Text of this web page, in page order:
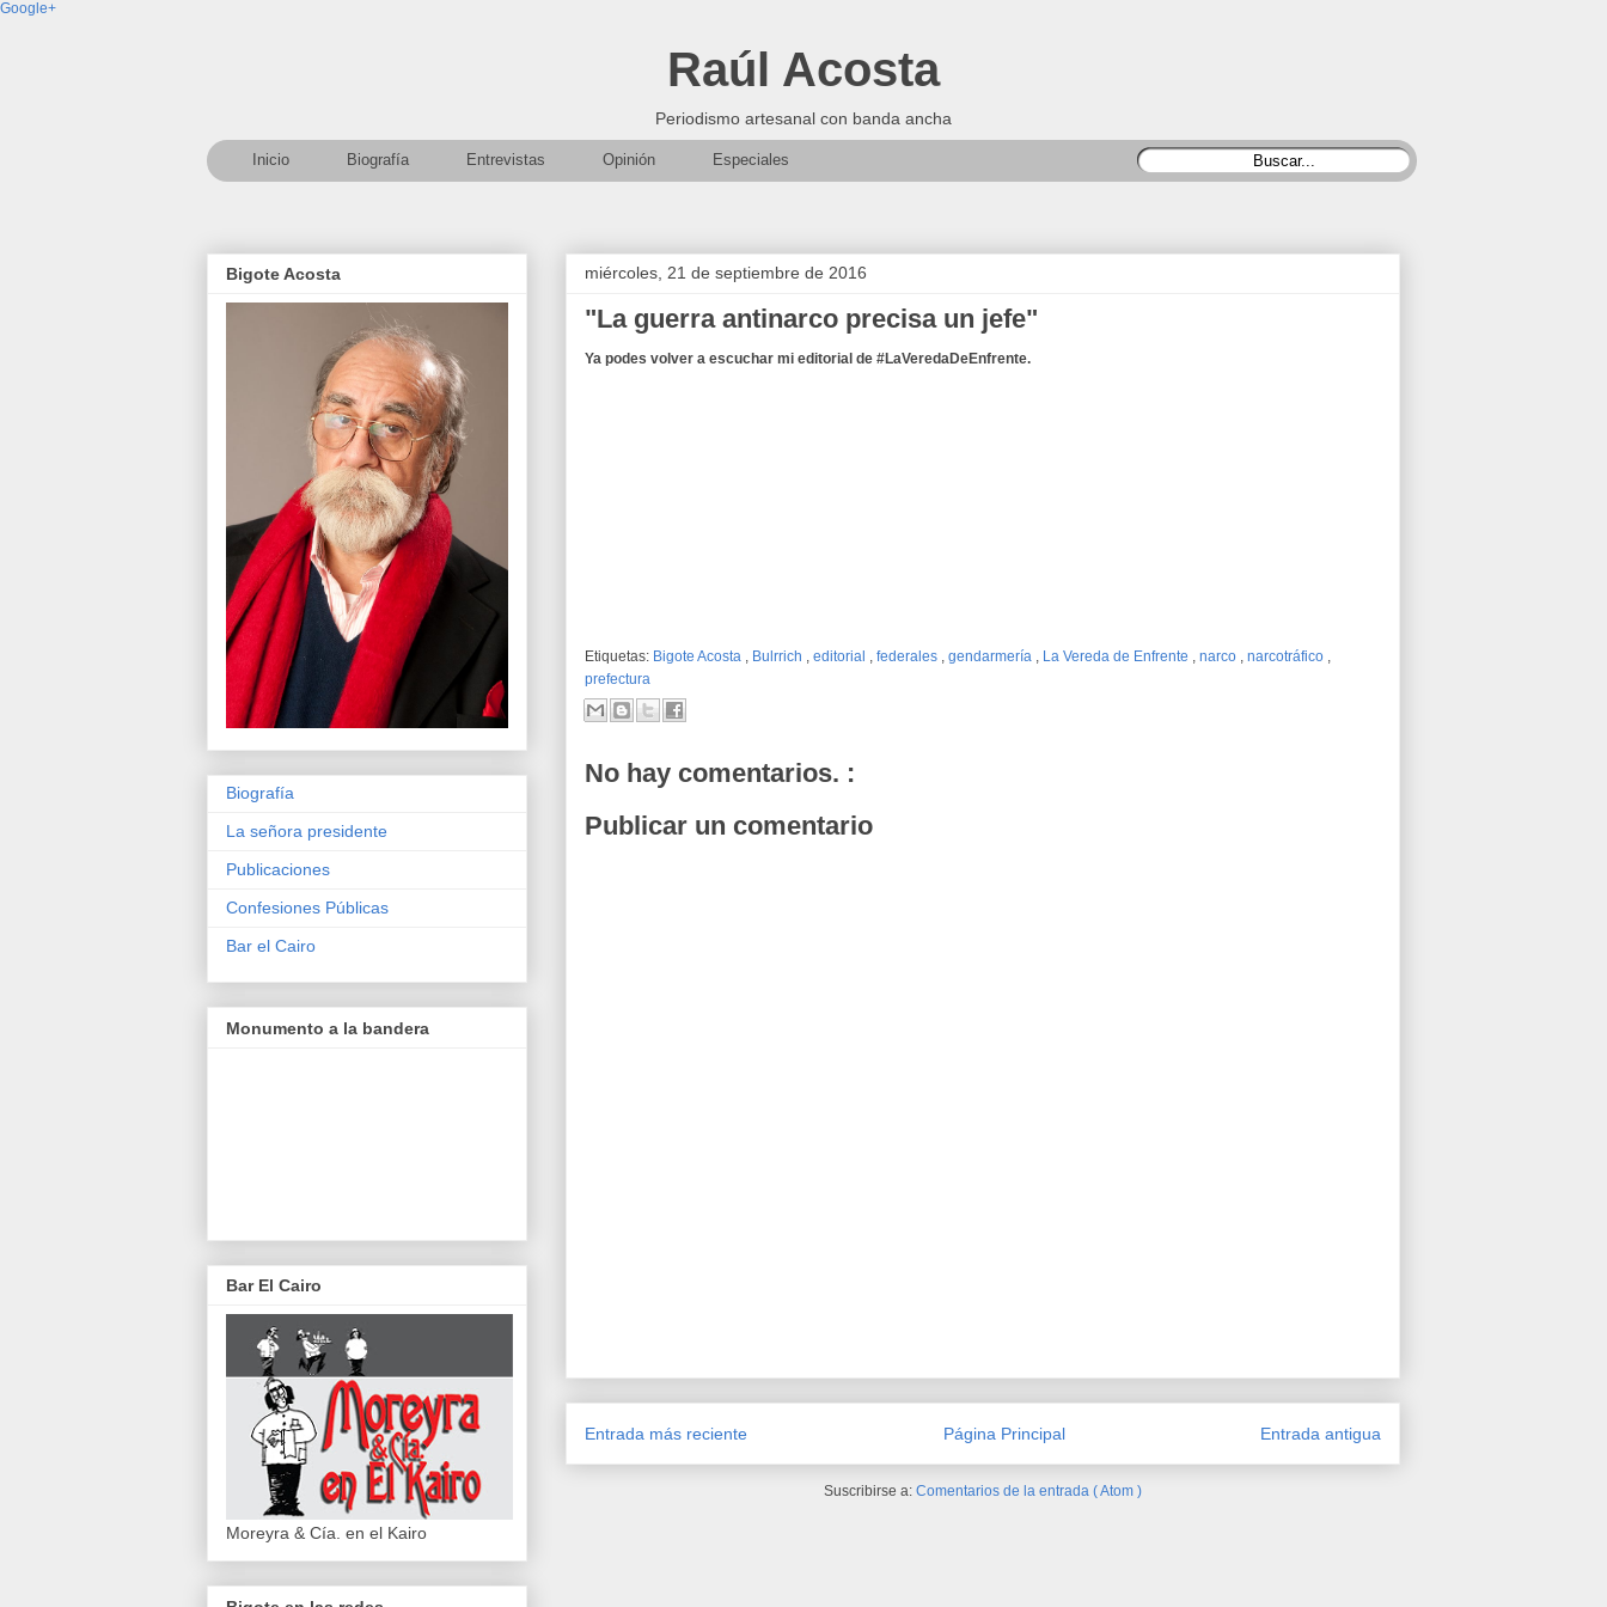
Google+
Raúl Acosta
Periodismo artesanal con banda ancha
Inicio Biografía Entrevistas Opinión Especiales
miércoles, 21 de septiembre de 2016
"La guerra antinarco precisa un jefe"
Ya podes volver a escuchar mi editorial de #LaVeredaDeEnfrente.
Etiquetas: Bigote Acosta , Bulrrich , editorial , federales , gendarmería , La Vereda de Enfrente , narco , narcotráfico ,
prefectura
No hay comentarios. :
Publicar un comentario
Entrada más reciente Entrada antigua
Página Principal
Suscribirse a: Comentarios de la entrada ( Atom )
Bigote Acosta
Biografía
La señora presidente
Publicaciones
Confesiones Públicas
Bar el Cairo
Monumento a la bandera
Bar El Cairo
Moreyra & Cía. en el Kairo